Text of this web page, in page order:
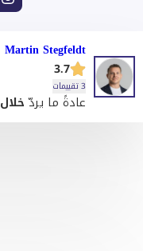
Martin Stegfeldt
3.7
3 تقييمات
عادةً ما يردّخلال 15 دقيقة